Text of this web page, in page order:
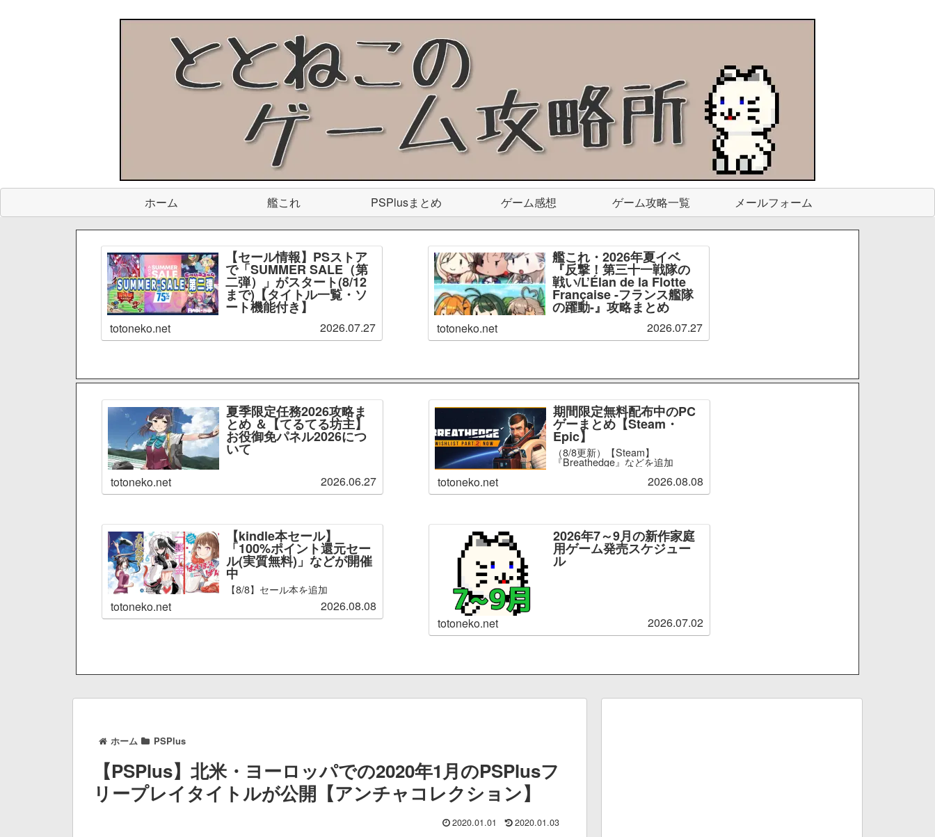
ホーム 艦これ PSPlusまとめ ゲーム感想 ゲーム攻略一覧 メールフォーム
【セール情報】PSストア
で「SUMMER SALE（第
二弾）」がスタート(8/12
まで)【タイトル一覧・ソ
ート機能付き】
totoneko.net 2026.07.27
艦これ・2026年夏イベ
『反撃！第三十一戦隊の
戦い/L’Élan de la Flotte
Française -フランス艦隊
の躍動-』攻略まとめ
totoneko.net 2026.07.27
夏季限定任務2026攻略ま
とめ ＆【てるてる坊主】
お役御免パネル2026につ
いて
totoneko.net 2026.06.27
【kindle本セール】
「100%ポイント還元セー
ル(実質無料)」などが開催
中
【8/8】セール本を追加
totoneko.net 2026.08.08
期間限定無料配布中のPC
ゲーまとめ【Steam・
Epic】
（8/8更新）【Steam】
『Breathedge』などを追加
totoneko.net 2026.08.08
2026年7～9月の新作家庭
用ゲーム発売スケジュー
ル
totoneko.net 2026.07.02
ホーム PSPlus
【PSPlus】北米・ヨーロッパでの2020年1月のPSPlusフ
リープレイタイトルが公開【アンチャコレクション】
2020.01.01 2020.01.03